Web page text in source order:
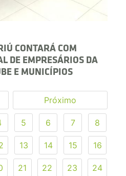
CONTARÁ COM
DE EMPRESÁRIOS DA
E MUNICÍPIOS
Próximo
5 6 7 8
13 14 15 16
21 22 23 24